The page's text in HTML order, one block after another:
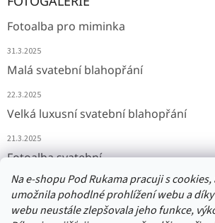
Na e-shopu Pod Rukama pracuji s cookies,
umožnila pohodlné prohlížení webu a
webu neustále zlepšovala jeho funkce,
Fotoalba pro miminka
31.3.2025
Malá svatební blahopřání
22.3.2025
Velká luxusní svatební blahopřání
21.3.2025
Fotoalba svatební
11.3.2025